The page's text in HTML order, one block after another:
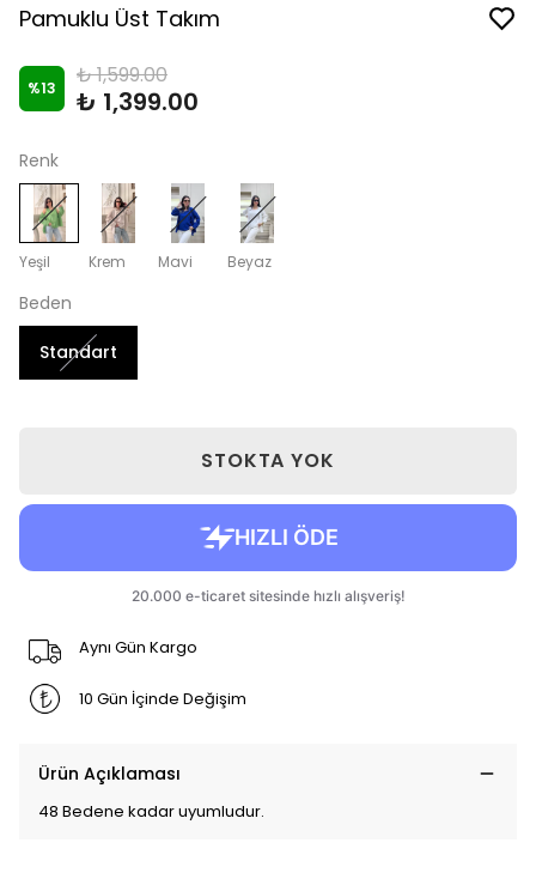
Pamuklu Üst Takım
%13 ₺ 1,599.00
₺ 1,399.00
Renk
Yeşil Krem Mavi Beyaz
Beden
Standart
STOKTA YOK
Aynı Gün Kargo
10 Gün İçinde Değişim
Ürün Açıklaması
48 Bedene kadar uyumludur.